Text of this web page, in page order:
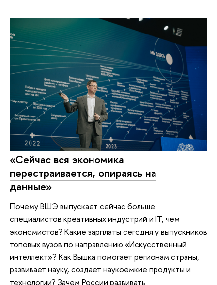
«Сейчас вся экономика
перестраивается, опираясь на
данные»
Почему ВШЭ выпускает сейчас больше
специалистов креативных индустрий и IT, чем
экономистов? Какие зарплаты сегодня у выпускников
топовых вузов по направлению «Искусственный
интеллект»? Как Вышка помогает регионам страны,
развивает науку, создает наукоемкие продукты и
технологии? Зачем России развивать